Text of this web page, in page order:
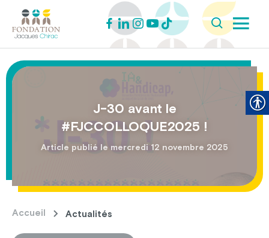
J-30 avant le
#FJCCOLLOQUE2025 !
Article publié le mercredi 12 novembre 2025
Accueil Actualités